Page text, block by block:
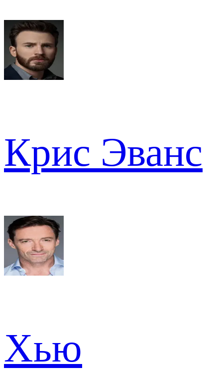
Крис Эванс
Хью